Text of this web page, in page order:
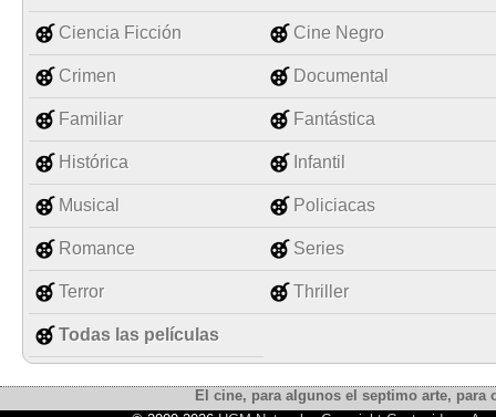
Ciencia Ficción Cine Negro
Crimen Documental
Familiar Fantástica
Histórica Infantil
Musical Policiacas
Romance Series
Terror Thriller
Todas las películas
El cine, para algunos el septimo arte,